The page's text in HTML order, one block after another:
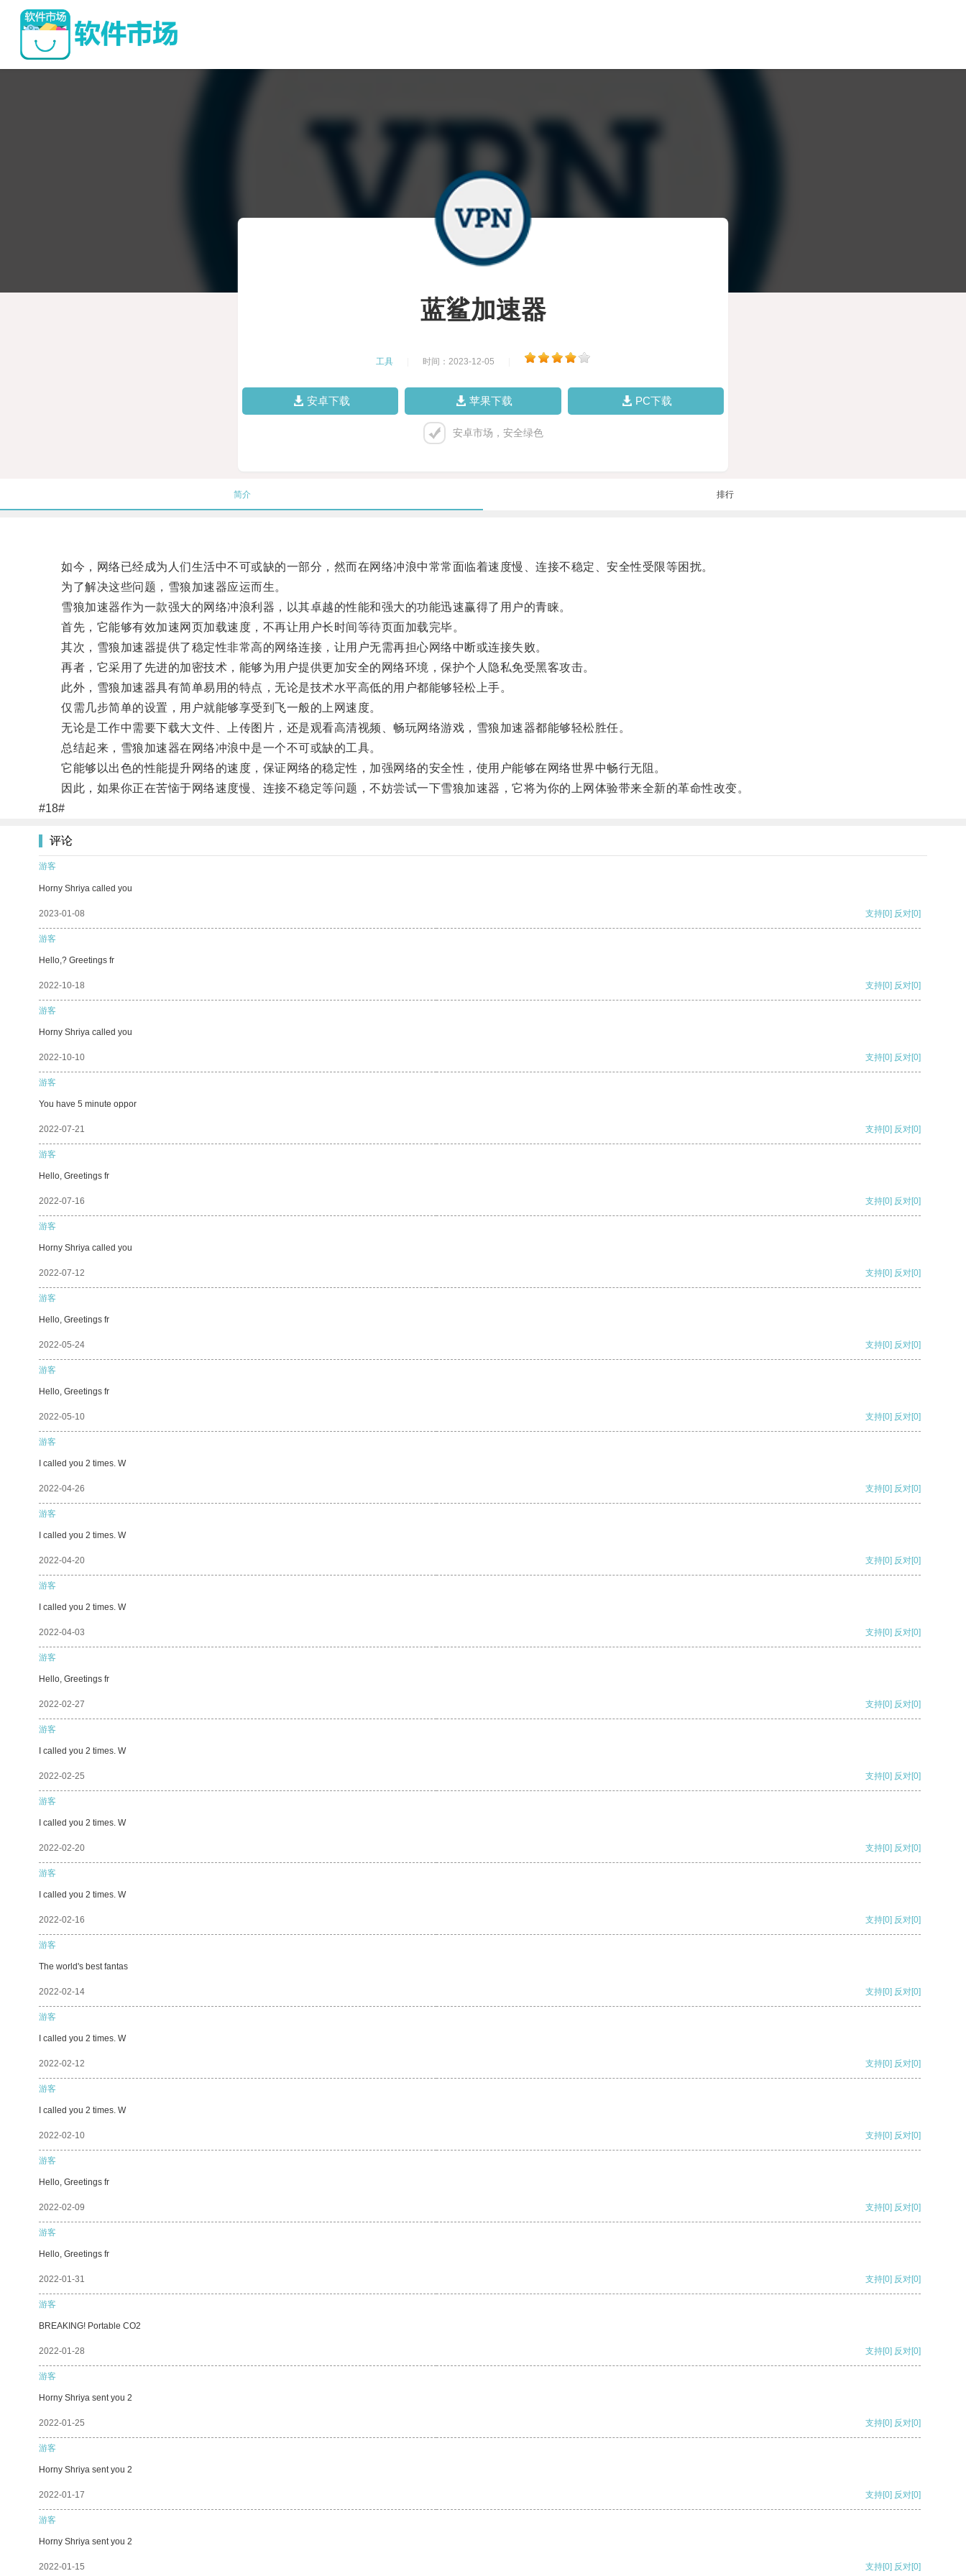
蓝鲨加速器
工具 时间：2023-12-05
安卓下载 苹果下载 PC下载
安卓市场，安全绿色
简介 排行
如今，网络已经成为人们生活中不可或缺的一部分，然而在网络冲浪中常常面临着速度慢、连接不稳定、安全性受限等困扰。
为了解决这些问题，雪狼加速器应运而生。
雪狼加速器作为一款强大的网络冲浪利器，以其卓越的性能和强大的功能迅速赢得了用户的青睐。
首先，它能够有效加速网页加载速度，不再让用户长时间等待页面加载完毕。
其次，雪狼加速器提供了稳定性非常高的网络连接，让用户无需再担心网络中断或连接失败。
再者，它采用了先进的加密技术，能够为用户提供更加安全的网络环境，保护个人隐私免受黑客攻击。
此外，雪狼加速器具有简单易用的特点，无论是技术水平高低的用户都能够轻松上手。
仅需几步简单的设置，用户就能够享受到飞一般的上网速度。
无论是工作中需要下载大文件、上传图片，还是观看高清视频、畅玩网络游戏，雪狼加速器都能够轻松胜任。
总结起来，雪狼加速器在网络冲浪中是一个不可或缺的工具。
它能够以出色的性能提升网络的速度，保证网络的稳定性，加强网络的安全性，使用户能够在网络世界中畅行无阻。
因此，如果你正在苦恼于网络速度慢、连接不稳定等问题，不妨尝试一下雪狼加速器，它将为你的上网体验带来全新的革命性改变。
#18#
评论
游客
Horny Shriya called you
2023-01-08 支持[0] 反对[0]
游客
Hello,? Greetings fr
2022-10-18 支持[0] 反对[0]
游客
Horny Shriya called you
2022-10-10 支持[0] 反对[0]
游客
You have 5 minute oppor
2022-07-21 支持[0] 反对[0]
游客
Hello, Greetings fr
2022-07-16 支持[0] 反对[0]
游客
Horny Shriya called you
2022-07-12 支持[0] 反对[0]
游客
Hello, Greetings fr
2022-05-24 支持[0] 反对[0]
游客
Hello, Greetings fr
2022-05-10 支持[0] 反对[0]
游客
I called you 2 times. W
2022-04-26 支持[0] 反对[0]
游客
I called you 2 times. W
2022-04-20 支持[0] 反对[0]
游客
I called you 2 times. W
2022-04-03 支持[0] 反对[0]
游客
Hello, Greetings fr
2022-02-27 支持[0] 反对[0]
游客
I called you 2 times. W
2022-02-25 支持[0] 反对[0]
游客
I called you 2 times. W
2022-02-20 支持[0] 反对[0]
游客
I called you 2 times. W
2022-02-16 支持[0] 反对[0]
游客
The world's best fantas
2022-02-14 支持[0] 反对[0]
游客
I called you 2 times. W
2022-02-12 支持[0] 反对[0]
游客
I called you 2 times. W
2022-02-10 支持[0] 反对[0]
游客
Hello, Greetings fr
2022-02-09 支持[0] 反对[0]
游客
Hello, Greetings fr
2022-01-31 支持[0] 反对[0]
游客
BREAKING! Portable CO2
2022-01-28 支持[0] 反对[0]
游客
Horny Shriya sent you 2
2022-01-25 支持[0] 反对[0]
游客
Horny Shriya sent you 2
2022-01-17 支持[0] 反对[0]
游客
Horny Shriya sent you 2
2022-01-15 支持[0] 反对[0]